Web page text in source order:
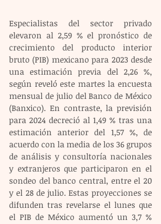
Especialistas del sector privado
elevaron al 2,59 % el pronóstico de
crecimiento del producto interior
bruto (PIB) mexicano para 2023 desde
una estimación previa del 2,26 %,
según reveló este martes la encuesta
mensual de julio del Banco de México
(Banxico). En contraste, la previsión
para 2024 decreció al 1,49 % tras una
estimación anterior del 1,57 %, de
acuerdo con la media de los 36 grupos
de análisis y consultoría nacionales
y extranjeros que participaron en el
sondeo del banco central, entre el 20
y el 28 de julio. Estas proyecciones se
difunden tras revelarse el lunes que
el PIB de México aumentó un 3,7 %